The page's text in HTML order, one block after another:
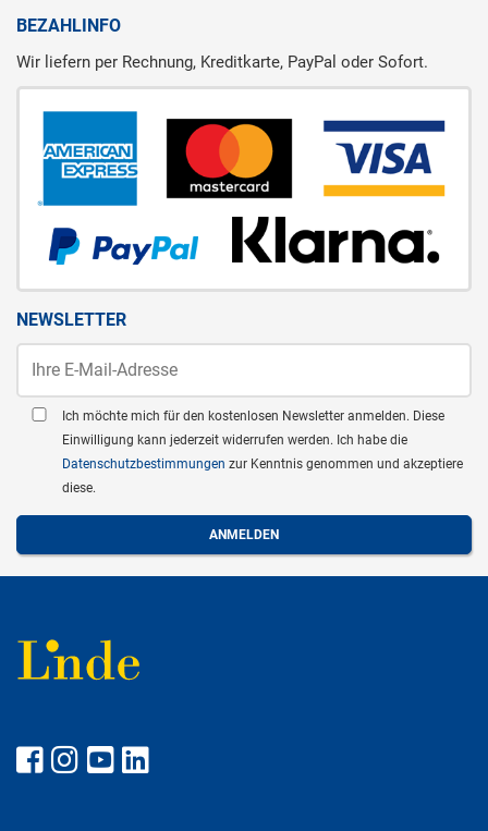
BEZAHLINFO
Wir liefern per Rechnung, Kreditkarte, PayPal oder Sofort.
NEWSLETTER
Ich möchte mich für den kostenlosen Newsletter anmelden. Diese
Einwilligung kann jederzeit widerrufen werden. Ich habe die
Datenschutzbestimmungen zur Kenntnis genommen und akzeptiere
diese.